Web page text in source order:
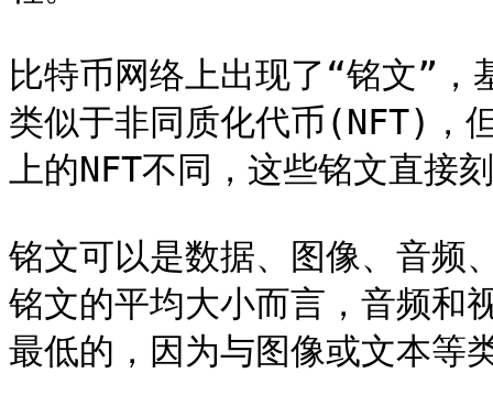
比特币网络上出现了“铭文”
类似于非同质化代币(NFT)，
上的NFT不同，这些铭文直接
铭文可以是数据、图像、音频
铭文的平均大小而言，音频和
最低的，因为与图像或文本等